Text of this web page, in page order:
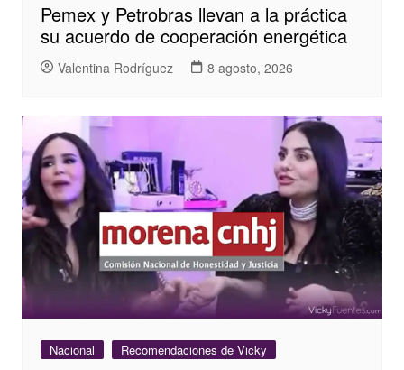
Pemex y Petrobras llevan a la práctica
su acuerdo de cooperación energética
Valentina Rodríguez 8 agosto, 2026
Nacional Recomendaciones de Vicky